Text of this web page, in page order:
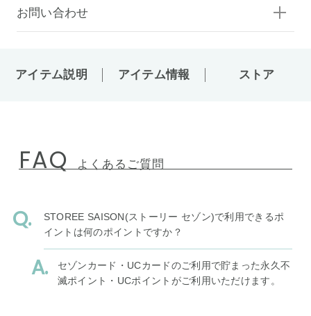
お問い合わせ
アイテム説明 アイテム情報 ストア
FAQ よくあるご質問
STOREE SAISON(ストーリー セゾン)で利用できるポ
イントは何のポイントですか？
セゾンカード・UCカードのご利用で貯まった永久不
滅ポイント・UCポイントがご利用いただけます。